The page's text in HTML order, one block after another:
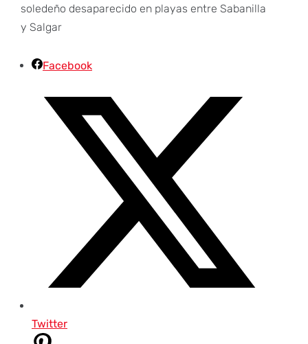
soledeño desaparecido en playas entre Sabanilla
y Salgar
Facebook
Twitter